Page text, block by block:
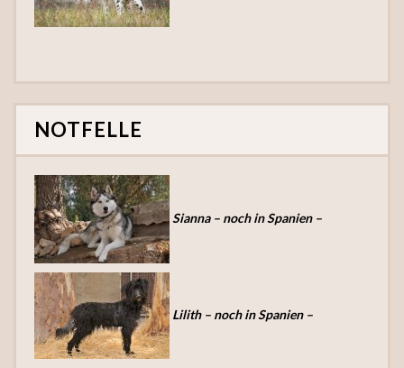
NOTFELLE
Sianna – noch in Spanien –
Lilith – noch in Spanien –